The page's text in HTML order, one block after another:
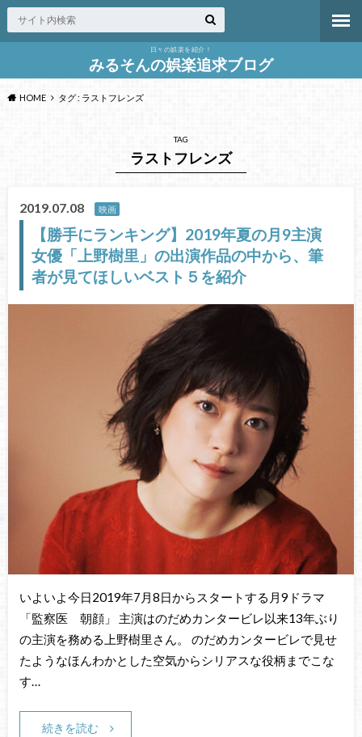
日々の娯楽を紹介！
みるそんの娯楽追求ブログ
HOME タグ : ラストフレンズ
TAG
ラストフレンズ
2019.07.08 映画
【勝手にランキング】2019年夏の月9主演
女優「上野樹里」の出演作品の中から、筆
者が見てほしいベスト５を紹介
いよいよ今日2019年7月8日からスタートする月9ドラマ
「監察医 朝顔」 主演はのだめカンタービレ以来13年ぶり
の主演を務める上野樹里さん。 のだめカンタービレで見せ
たようなほんわかとした空気からシリアスな役柄までこな
す…
続きを読む